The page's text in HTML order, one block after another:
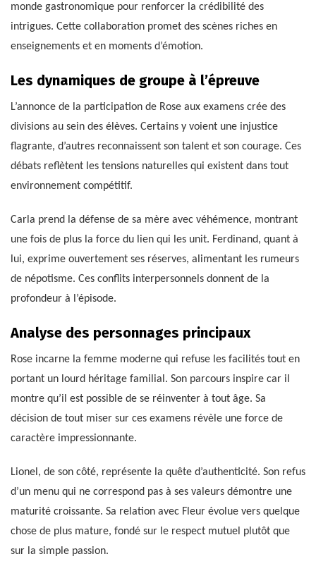
monde gastronomique pour renforcer la crédibilité des
intrigues. Cette collaboration promet des scènes riches en
enseignements et en moments d’émotion.
Les dynamiques de groupe à l’épreuve
L’annonce de la participation de Rose aux examens crée des
divisions au sein des élèves. Certains y voient une injustice
flagrante, d’autres reconnaissent son talent et son courage. Ces
débats reflètent les tensions naturelles qui existent dans tout
environnement compétitif.
Carla prend la défense de sa mère avec véhémence, montrant
une fois de plus la force du lien qui les unit. Ferdinand, quant à
lui, exprime ouvertement ses réserves, alimentant les rumeurs
de népotisme. Ces conflits interpersonnels donnent de la
profondeur à l’épisode.
Analyse des personnages principaux
Rose incarne la femme moderne qui refuse les facilités tout en
portant un lourd héritage familial. Son parcours inspire car il
montre qu’il est possible de se réinventer à tout âge. Sa
décision de tout miser sur ces examens révèle une force de
caractère impressionnante.
Lionel, de son côté, représente la quête d’authenticité. Son refus
d’un menu qui ne correspond pas à ses valeurs démontre une
maturité croissante. Sa relation avec Fleur évolue vers quelque
chose de plus mature, fondé sur le respect mutuel plutôt que
sur la simple passion.